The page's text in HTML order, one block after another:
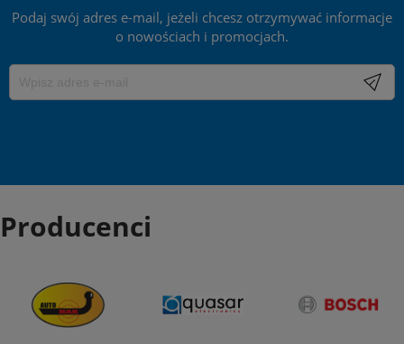
Podaj swój adres e-mail, jeżeli chcesz otrzymywać informacje
o nowościach i promocjach.
Producenci